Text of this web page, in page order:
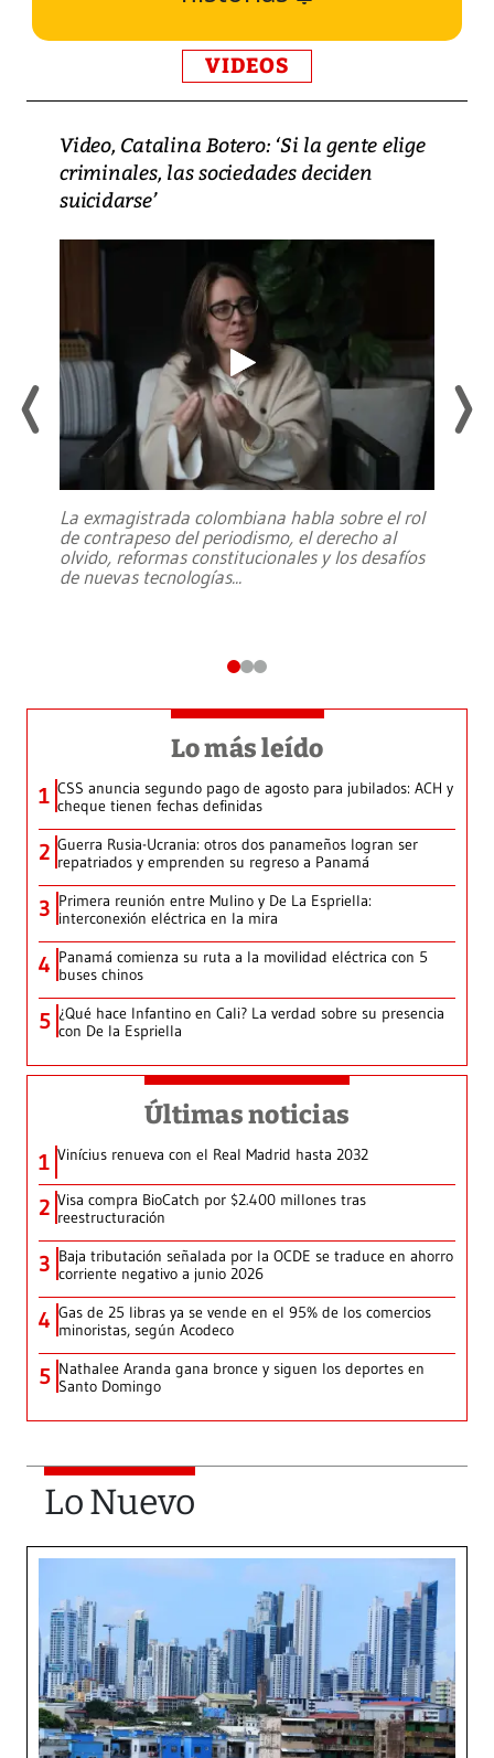
VIDEOS
Video, Catalina Botero: ‘Si la gente elige
criminales, las sociedades deciden
suicidarse’
La exmagistrada colombiana habla sobre el rol
de contrapeso del periodismo, el derecho al
olvido, reformas constitucionales y los desafíos
de nuevas tecnologías...
Lo más leído
1 CSS anuncia segundo pago de agosto para jubilados: ACH y
cheque tienen fechas definidas
2 Guerra Rusia-Ucrania: otros dos panameños logran ser
repatriados y emprenden su regreso a Panamá
3 Primera reunión entre Mulino y De La Espriella:
interconexión eléctrica en la mira
4 Panamá comienza su ruta a la movilidad eléctrica con 5
buses chinos
5 ¿Qué hace Infantino en Cali? La verdad sobre su presencia
con De la Espriella
Últimas noticias
1 Vinícius renueva con el Real Madrid hasta 2032
2 Visa compra BioCatch por $2.400 millones tras
reestructuración
3 Baja tributación señalada por la OCDE se traduce en ahorro
corriente negativo a junio 2026
4 Gas de 25 libras ya se vende en el 95% de los comercios
minoristas, según Acodeco
5 Nathalee Aranda gana bronce y siguen los deportes en
Santo Domingo
Lo Nuevo